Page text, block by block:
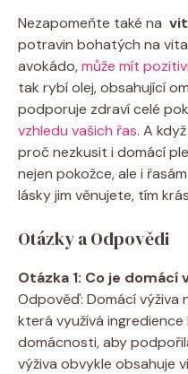
Nezapomeňte také⁣ na ​
potravin⁤ bohatých na
⁢avokádo,může mít
tak rybí olej, obsahující
podporuje zdraví celé
vzhledu vašich řas.⁤ A⁣
proč nezkusit i‍ domácí
nejen‌ pokožce, ale i
lásky jim věnujete, tím
Otázky a Odpovědi
Otázka 1: Co je domácí
Odpověď: Domácí ⁤výživa
která využívá
domácnosti, aby
výživa ⁢obvykle obsahuje